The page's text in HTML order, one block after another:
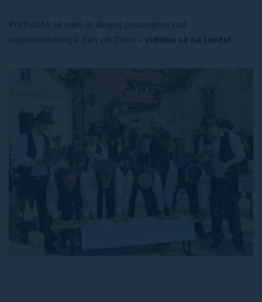
Pridružite se nam in skupaj praznujmo naš
najpomembnejši dan ob Dravi – vidimo se na Lentu!